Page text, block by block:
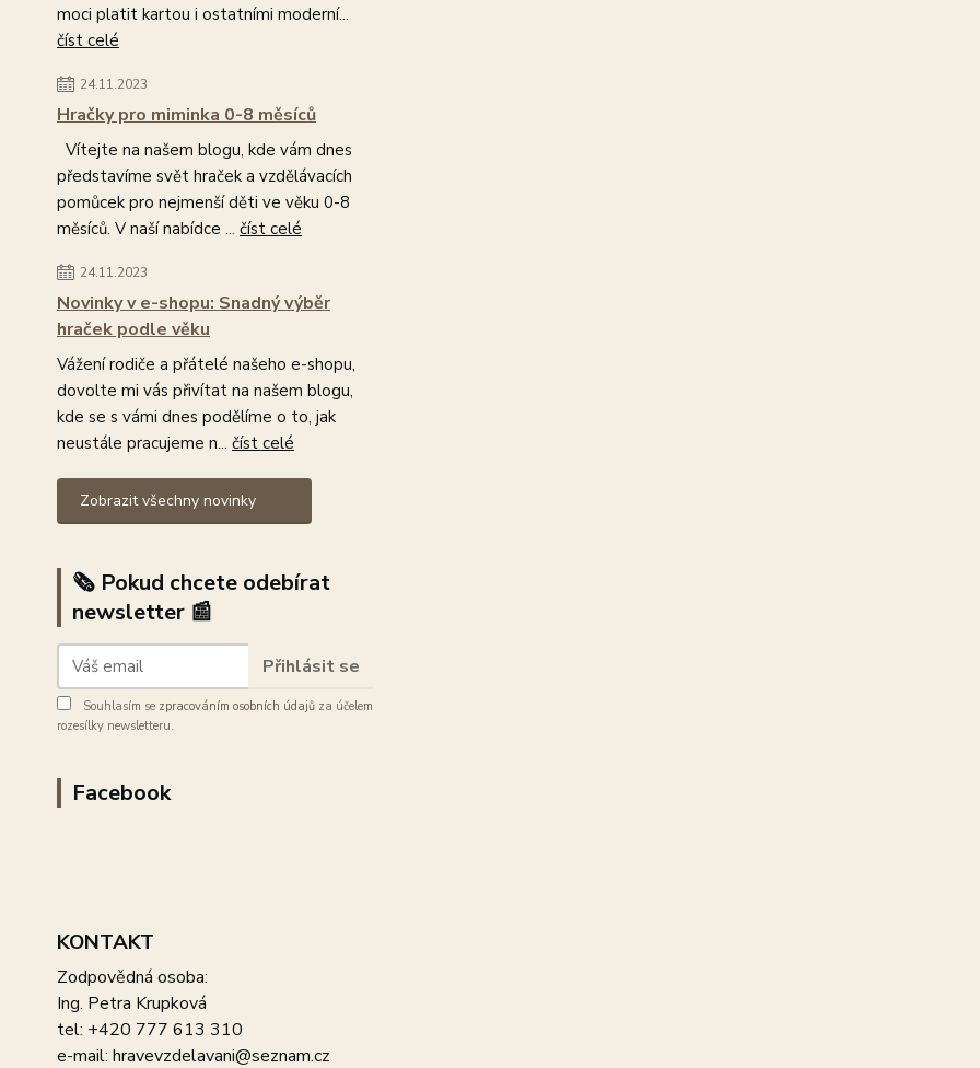
moci platit kartou i ostatními moderní...
číst celé
24.11.2023
Hračky pro miminka 0-8 měsíců
Vítejte na našem blogu, kde vám dnes
představíme svět hraček a vzdělávacích
pomůcek pro nejmenší děti ve věku 0-8
měsíců. V naší nabídce ... číst celé
24.11.2023
Novinky v e-shopu: Snadný výběr
hraček podle věku
Vážení rodiče a přátelé našeho e-shopu,
dovolte mi vás přivítat na našem blogu,
kde se s vámi dnes podělíme o to, jak
neustále pracujeme n... číst celé
Zobrazit všechny novinky
🗞️ Pokud chcete odebírat
newsletter 📰
Přihlásit se
Souhlasím se zpracováním osobních údajů za účelem
rozesílky newsletteru.
Facebook
KONTAKT
Zodpovědná osoba:
Ing. Petra Krupková
tel: +420 777 613 310
e-mail: hravevzdelavani@seznam.cz